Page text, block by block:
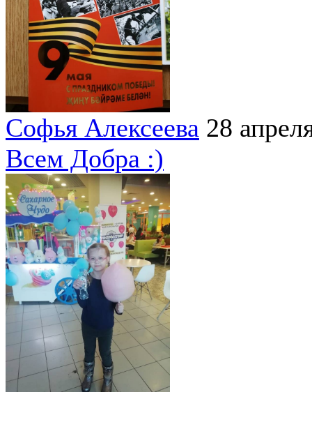
Софья Алексеева 28
Всем Добра :)